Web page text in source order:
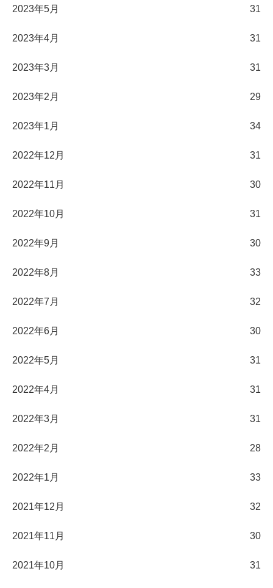
2023年5月 31
2023年4月 31
2023年3月 31
2023年2月 29
2023年1月 34
2022年12月 31
2022年11月 30
2022年10月 31
2022年9月 30
2022年8月 33
2022年7月 32
2022年6月 30
2022年5月 31
2022年4月 31
2022年3月 31
2022年2月 28
2022年1月 33
2021年12月 32
2021年11月 30
2021年10月 31